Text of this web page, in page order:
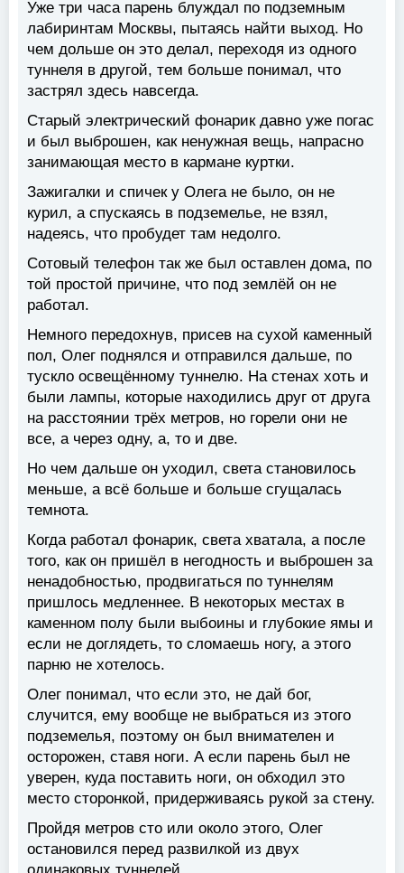
Уже три часа парень блуждал по подземным
лабиринтам Москвы, пытаясь найти выход. Но
чем дольше он это делал, переходя из одного
туннеля в другой, тем больше понимал, что
застрял здесь навсегда.
Старый электрический фонарик давно уже погас
и был выброшен, как ненужная вещь, напрасно
занимающая место в кармане куртки.
Зажигалки и спичек у Олега не было, он не
курил, а спускаясь в подземелье, не взял,
надеясь, что пробудет там недолго.
Сотовый телефон так же был оставлен дома, по
той простой причине, что под землёй он не
работал.
Немного передохнув, присев на сухой каменный
пол, Олег поднялся и отправился дальше, по
тускло освещённому туннелю. На стенах хоть и
были лампы, которые находились друг от друга
на расстоянии трёх метров, но горели они не
все, а через одну, а, то и две.
Но чем дальше он уходил, света становилось
меньше, а всё больше и больше сгущалась
темнота.
Когда работал фонарик, света хватала, а после
того, как он пришёл в негодность и выброшен за
ненадобностью, продвигаться по туннелям
пришлось медленнее. В некоторых местах в
каменном полу были выбоины и глубокие ямы и
если не доглядеть, то сломаешь ногу, а этого
парню не хотелось.
Олег понимал, что если это, не дай бог,
случится, ему вообще не выбраться из этого
подземелья, поэтому он был внимателен и
осторожен, ставя ноги. А если парень был не
уверен, куда поставить ноги, он обходил это
место сторонкой, придерживаясь рукой за стену.
Пройдя метров сто или около этого, Олег
остановился перед развилкой из двух